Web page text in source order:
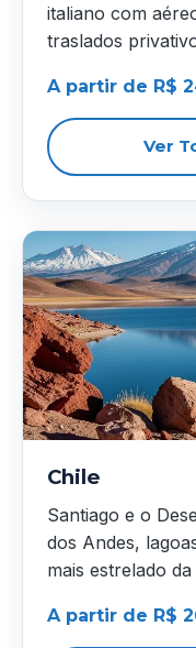
italiano com
traslados
A partir de R$
Ver
Chile
Santiago e o
dos Andes,
mais estrelado
A partir de R$